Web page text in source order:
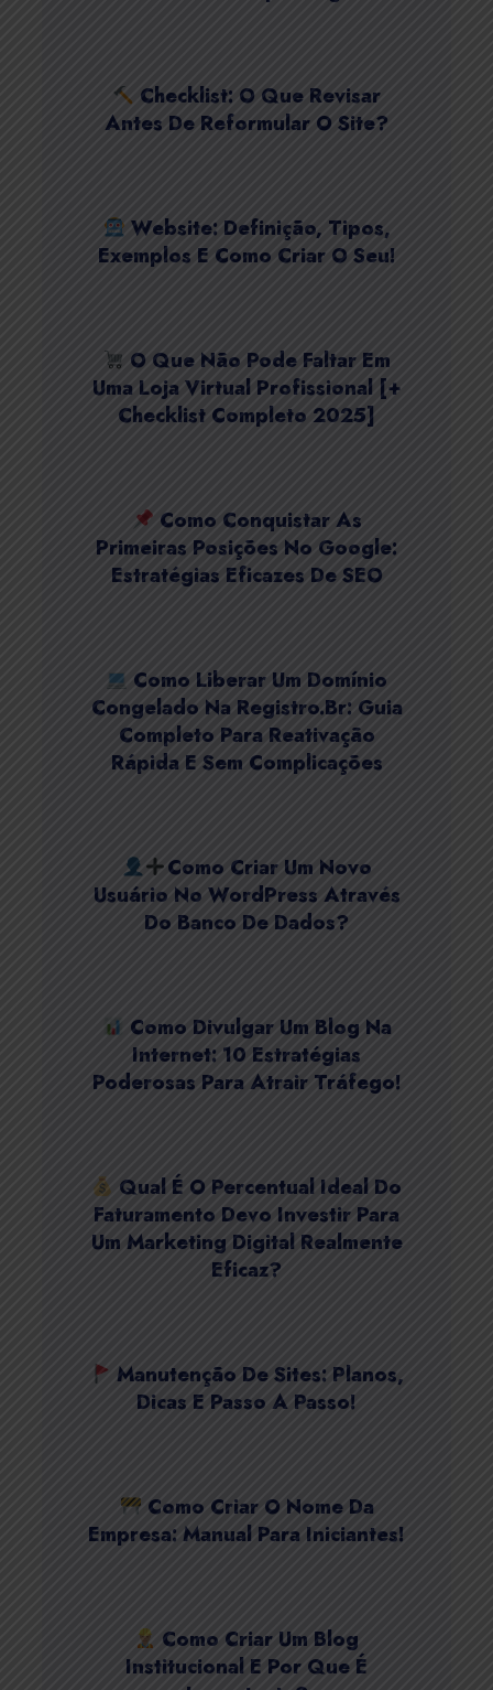
Checklist: O Que Revisar
Antes De Reformular O Site?
Website: Definição, Tipos,
Exemplos E Como Criar O Seu!
O Que Não Pode Faltar Em
Uma Loja Virtual Profissional [+
Checklist Completo 2025]
Como Conquistar As
Primeiras Posições No Google:
Estratégias Eficazes De SEO
Como Liberar Um Domínio
Congelado Na Registro.br: Guia
Completo Para Reativação
Rápida E Sem Complicações
Como Criar Um Novo
Usuário No WordPress Através
Do Banco De Dados?
Como Divulgar Um Blog Na
Internet: 10 Estratégias
Poderosas Para Atrair Tráfego!
Qual É O Percentual Ideal Do
Faturamento Devo Investir Para
Um Marketing Digital Realmente
Eficaz?
Manutenção De Sites: Planos,
Dicas E Passo A Passo!
Como Criar O Nome Da
Empresa: Manual Para Iniciantes!
Como Criar Um Blog
Institucional E Por Que É